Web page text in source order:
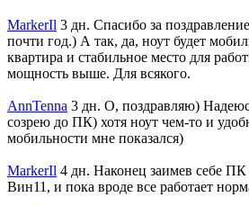
MarkerIl 3 дн. Спасибо за
почти год.) А так, да, ноут будет
квартира и стабильное место для
мощность выше. Для всякого.
AnnTenna 3 дн. О, поздравляю)
созрею до ПК) хотя ноут чем-то и
мобильности мне показался)
MarkerIl 4 дн. Наконец заимев себе ПК
Вин11, и пока вроде все работает